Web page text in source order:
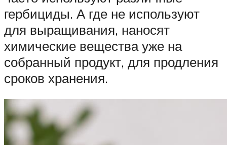
гербициды. А где не используют
для выращивания, наносят
химические вещества уже на
собранный продукт, для продления
сроков хранения.